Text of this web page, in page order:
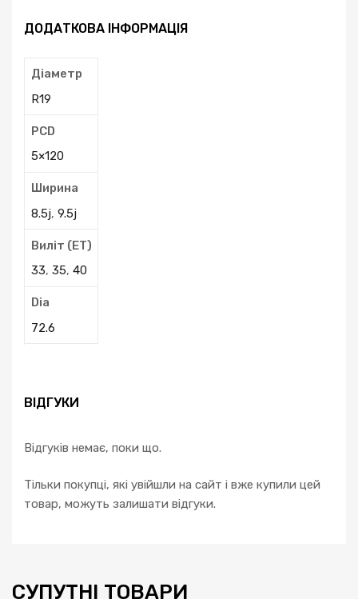
ДОДАТКОВА ІНФОРМАЦІЯ
Діаметр
R19
PCD
5×120
Ширина
8.5j, 9.5j
Виліт (ЕТ)
33, 35, 40
Dia
72.6
ВІДГУКИ
Відгуків немає, поки що.
Тільки покупці, які увійшли на сайт і вже купили цей
товар, можуть залишати відгуки.
СУПУТНІ ТОВАРИ